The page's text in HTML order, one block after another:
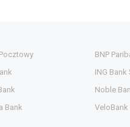
BNP
ING Bank
Noble
Bank
VeloBank